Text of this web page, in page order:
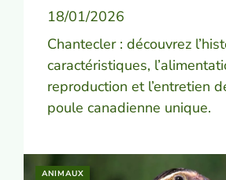
18/01/2026
Chantecler : découvrez
caractéristiques,
reproduction et l’entretien
poule canadienne unique.
ANIMAUX